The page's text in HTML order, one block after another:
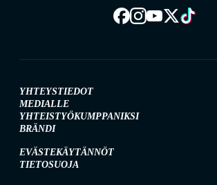
YHTEYSTIEDOT
MEDIALLE
YHTEISTYÖKUMPPANIKSI
BRÄNDI
EVÄSTEKÄYTÄNNÖT
TIETOSUOJA